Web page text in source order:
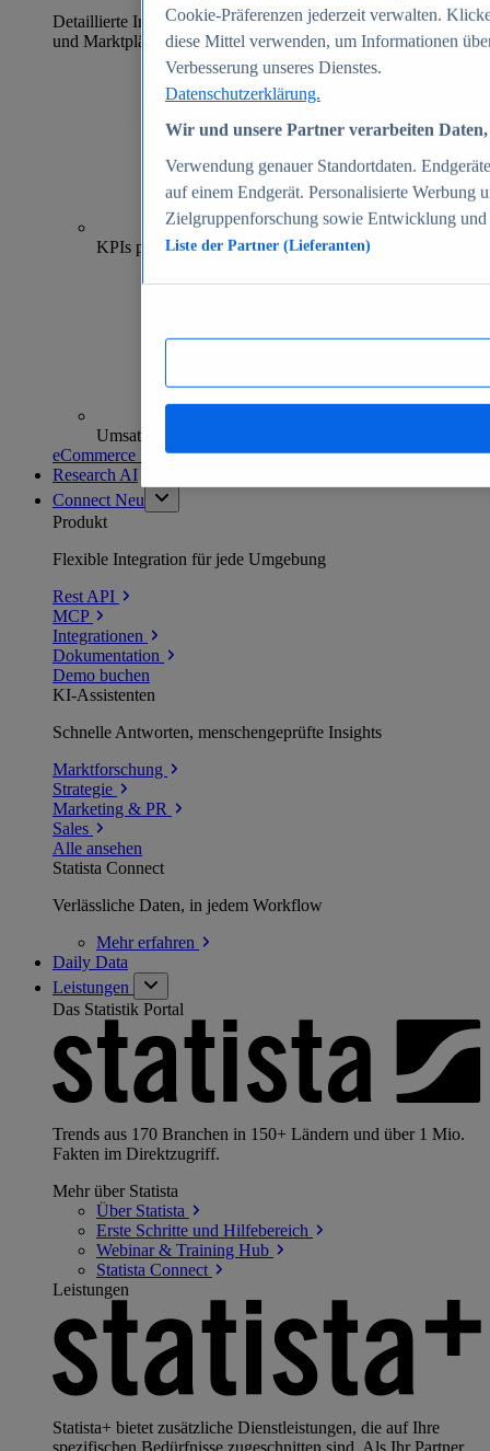
Detaillierte Informationen zu mehr als 39.000 Online-Shops
und Marktplätzen
70+
KPIs pro Shop
Umsatzanalysen und -prognosen
eCommerce Insights entdecken
Research AI
Connect Neu
Produkt
Flexible Integration für jede Umgebung
Rest API
MCP
Integrationen
Dokumentation
Demo buchen
KI-Assistenten
Schnelle Antworten, menschengeprüfte Insights
Marktforschung
Strategie
Marketing & PR
Sales
Alle ansehen
Statista Connect
Verlässliche Daten, in jedem Workflow
Mehrerfahren
Daily Data
Leistungen
Das Statistik Portal
Trends aus 170 Branchen in 150+ Ländern und über 1 Mio.
Fakten im Direktzugriff.
Mehr über Statista
Über Statista
Erste Schritte und Hilfebereich
Webinar & Training Hub
Statista Connect
Leistungen
Statista+ bietet zusätzliche Dienstleistungen, die auf Ihre
spezifischen Bedürfnisse zugeschnitten sind. Als Ihr Partner
Cookie-Präferenzen jederzeit verwalten.
diese Mittel verwenden, um Informationen
Verbesserung unseres Dienstes.
Datenschutzerklärung.
Wir und unsere Partner verarbeiten
Verwendung genauer Standortdaten.
auf einem Endgerät. Personalisierte Werbung
Zielgruppenforschung sowie Entwicklung
Liste der Partner (Lieferanten)